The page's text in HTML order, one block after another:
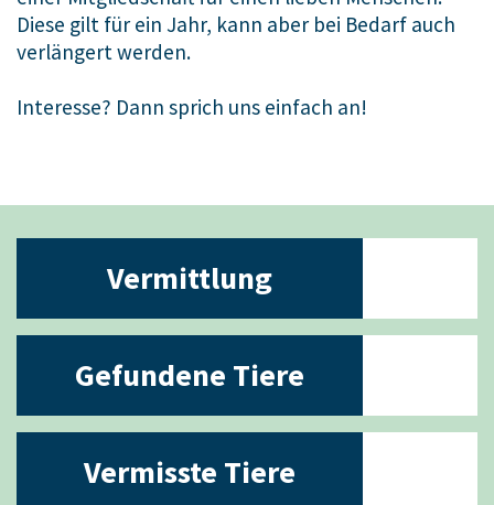
Diese gilt für ein Jahr, kann aber bei Bedarf auch
verlängert werden.
Interesse? Dann sprich uns einfach an!
Vermittlung
Gefundene Tiere
Vermisste Tiere